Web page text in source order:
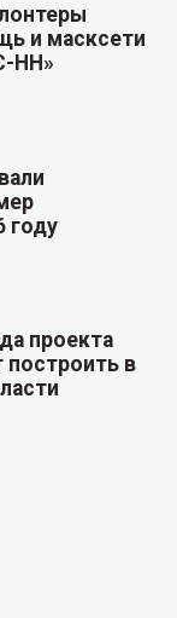
и масксети
НН»
году
проекта
построить в